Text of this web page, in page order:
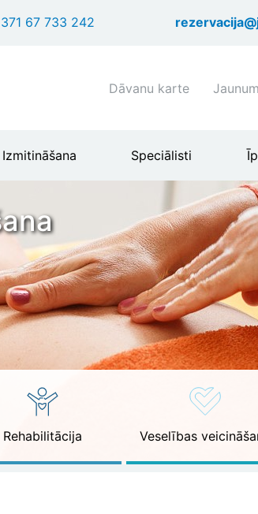
uz
67 733 242
Shortcuts
menu
Dāvanu karte
Izmitināšana Speciālisti
Rehabilitācija Veselības